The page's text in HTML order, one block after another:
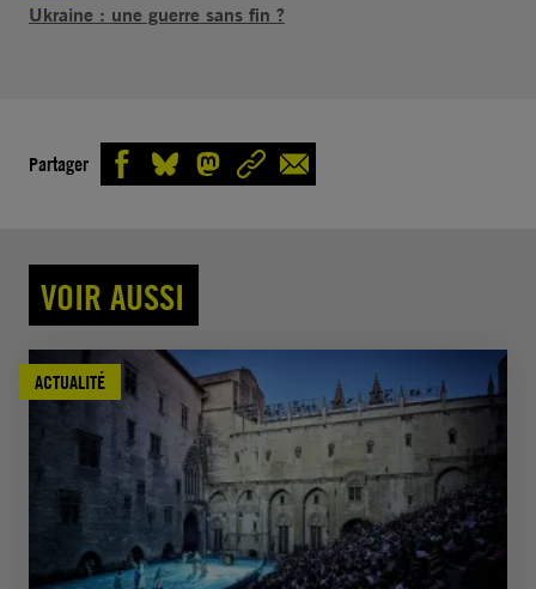
Ukraine : une guerre sans fin ?
Partager
VOIR AUSSI
ACTUALITÉ